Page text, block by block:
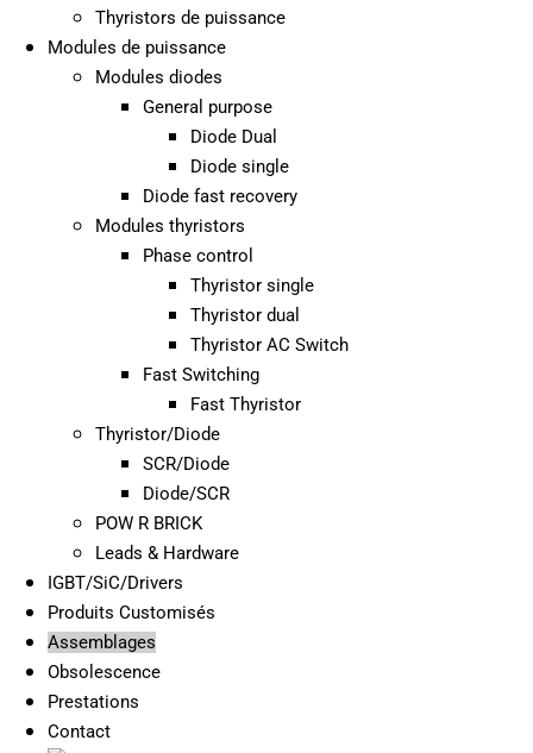
Thyristors de puissance
Modules de puissance
Modules diodes
General purpose
Diode Dual
Diode single
Diode fast recovery
Modules thyristors
Phase control
Thyristor single
Thyristor dual
Thyristor AC Switch
Fast Switching
Fast Thyristor
Thyristor/Diode
SCR/Diode
Diode/SCR
POW R BRICK
Leads & Hardware
IGBT/SiC/Drivers
Produits Customisés
Assemblages
Obsolescence
Prestations
Contact